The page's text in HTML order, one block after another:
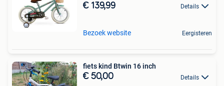
€ 139,99 Details
Bezoek website Eergisteren
fiets kind Btwin 16 inch
€ 50,00 Details